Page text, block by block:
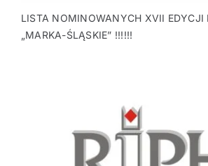
LISTA NOMINOWANYCH XVII EDYCJI
„MARKA-ŚLĄSKIE” !!!!!!